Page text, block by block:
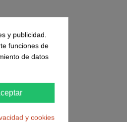
y publicidad.
funciones de
de datos
y cookies